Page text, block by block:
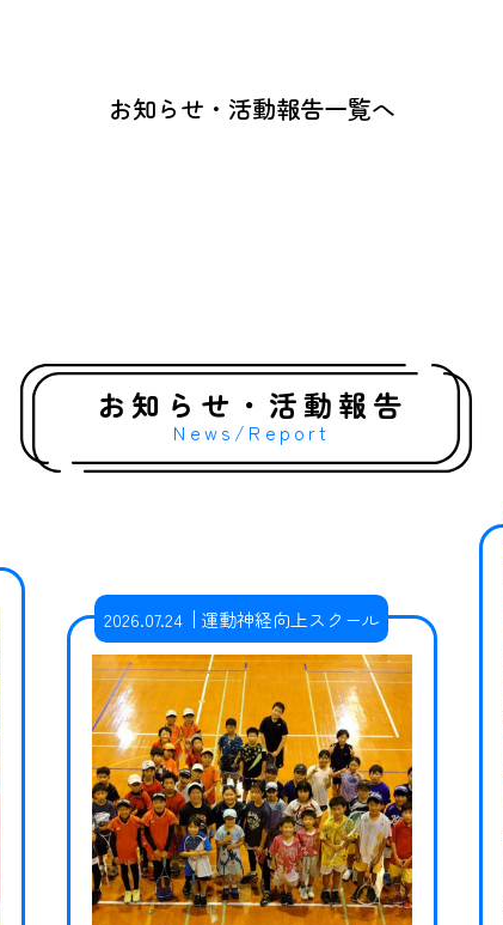
お知らせ・活動報告一覧へ
お知らせ・活動報告
News/Report
2026.07.24 運動神経向上スクール